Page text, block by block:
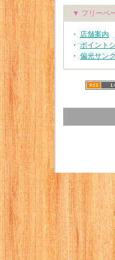
▼ フリーペ
・ 店舗案内
・ ポイント
・ 偏光サン